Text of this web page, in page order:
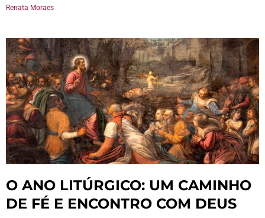
Renata Moraes
O ANO LITÚRGICO: UM CAMINHO
DE FÉ E ENCONTRO COM DEUS